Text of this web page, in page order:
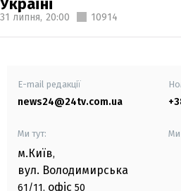
31 липня, 20:00 10914
E-mail редакції
news24@24tv.com.ua
Ми тут:
м.Київ,
вул. Володимирська
61/11, офіс 50
Ми